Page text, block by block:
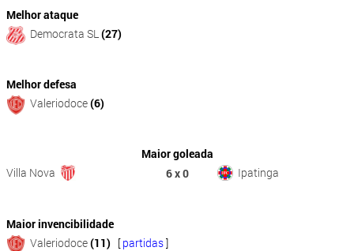
Melhor ataque
Democrata SL(27)
Melhor defesa
Valeriodoce(6)
Maior goleada
Villa Nova
6 x 0 Ipatinga
Maior invencibilidade
Valeriodoce(11) [partidas]